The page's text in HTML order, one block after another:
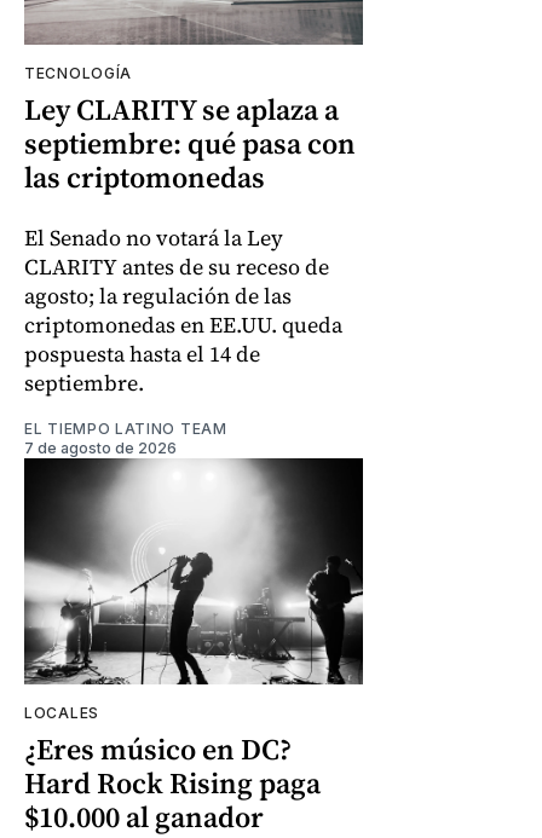
TECNOLOGÍA
Ley CLARITY se aplaza a
septiembre: qué pasa con
las criptomonedas
El Senado no votará la Ley
CLARITY antes de su receso de
agosto; la regulación de las
criptomonedas en EE.UU. queda
pospuesta hasta el 14 de
septiembre.
EL TIEMPO LATINO TEAM
7 de agosto de 2026
LOCALES
¿Eres músico en DC?
Hard Rock Rising paga
$10.000 al ganador